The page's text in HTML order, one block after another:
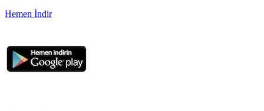
Hemen İndir